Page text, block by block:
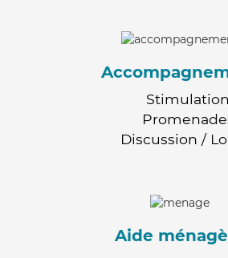
Stimulation
Discussion /
Aide